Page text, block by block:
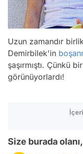
Uzun zamandır
Demirbilek'in
şaşırmıştı. Çünkü
görünüyorlardı!
Size burada